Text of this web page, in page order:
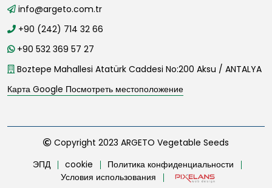
info@argeto.com.tr
+90 (242) 714 32 66
+90 532 369 57 27
Boztepe Mahallesi Atatürk Caddesi No:200 Aksu / ANTALYA
Карта Google Посмотреть местоположение
Copyright 2023 ARGETO Vegetable Seeds
ЭПД
cookie
Политика конфиденциальности
Условия использования